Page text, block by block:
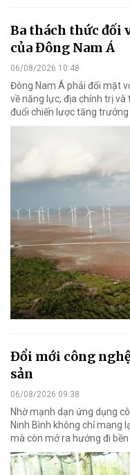
Ba thách thức đối
của Đông Nam Á
06/08/2026 10:48
Đông Nam Á phải đối mặt
về năng lực, địa chính trị
đuổi chiến lược tăng trưởng
Đổi mới công
sản
06/08/2026 09:38
Nhờ mạnh dạn ứng dụng
Ninh Bình không chỉ mang
mà còn mở ra hướng đi